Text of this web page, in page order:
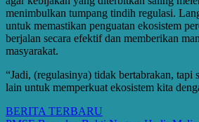
menimbulkan tumpang tindih regulasi.
untuk memastikan penguatan ekosistem
berjalan secara efektif dan memberikan
masyarakat.
“Jadi, (regulasinya) tidak bertabrakan, tapi
lain untuk memperkuat ekosistem kita
BERITA TERBARU